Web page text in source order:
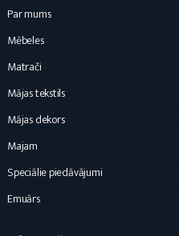
Par mums
Mēbeles
Matrači
Mājas tekstils
Mājas dekors
Majam
Speciālie piedāvājumi
Emuārs